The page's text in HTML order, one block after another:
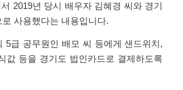
2019년 당시 배우자 김혜경 씨와 경기
사용했다는 내용입니다.
5급 공무원인 배모 씨 등에게 샌드위치,
값 등을 경기도 법인카드로 결제하도록